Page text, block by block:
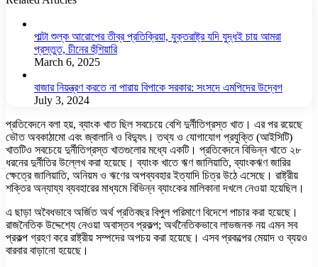
পাল্টা শুল্ক আরোপের তীব্র প্রতিক্রিয়া, যুক্তরাষ্ট্র যদি যুদ্ধই চায় আমরা
প্রস্তুত, চীনের হুঁশিয়ারি
March 6, 2025
বাজার নিয়ন্ত্রণ করতে না পারায় বিপাকে সরকার: সংসদে এমপিদের উদ্বেগ
July 3, 2024
প্রতিবেদনে বলা হয়, ব্যাংক খাত ছিল সবচেয়ে বেশি দুর্নীতিগ্রস্ত খাত। এর পর রয়েছে
ভৌত অবকাঠামো এবং জ্বালানি ও বিদ্যুৎ। তথ্য ও যোগাযোগ প্রযুক্তি (আইসিটি)
খাতটিও সবচেয়ে দুর্নীতিগ্রস্ত খাতগুলোর মধ্যে একটি। প্রতিবেদনে বিভিন্ন খাতে ২৮
ধরনের দুর্নীতির উল্লেখ করা হয়েছে। ব্যাংক খাতে ঋণ জালিয়াতি, ব্যাংকঋণ জারির
ক্ষেত্রে জালিয়াতি, অনিয়ম ও ঋণের অপব্যবহার ইত্যাদি চিত্র উঠে এসেছে। রাষ্ট্রীয়
শক্তির অন্যায্য ব্যবহারের মাধ্যমে বিভিন্ন ব্যাংকের মালিকানা দখলে নেওয়া হয়েছিল।
এ ছাড়া অবৈধভাবে অর্জিত অর্থ প্রতিবছর বিপুল পরিমাণে বিদেশে পাচার করা হয়েছে।
রাজনৈতিক উদ্দেশ্যে নেওয়া অবাস্তব প্রকল্প; অর্থনৈতিকভাবে লাভজনক নয় এমন সব
প্রকল্প গ্রহণ করে রাষ্ট্রীয় সম্পদের অপচয় করা হয়েছে। এসব প্রকল্পের মেয়াদ ও ব্যয়ও
বারবার বাড়ানো হয়েছে।